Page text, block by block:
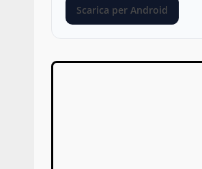
Scarica per Android